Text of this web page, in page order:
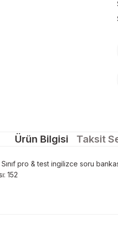
Ürün Bilgisi Taksit
Sınıf pro & test ingilizce soru
152